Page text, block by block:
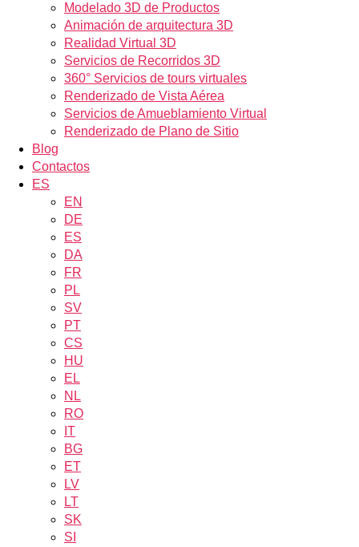
Modelado 3D de Productos
Animación de arquitectura 3D
Realidad Virtual 3D
Servicios de Recorridos 3D
360° Servicios de tours virtuales
Renderizado de Vista Aérea
Servicios de Amueblamiento Virtual
Renderizado de Plano de Sitio
Blog
Contactos
ES
EN
DE
ES
DA
FR
PL
SV
PT
CS
HU
EL
NL
RO
IT
BG
ET
LV
LT
SK
SI